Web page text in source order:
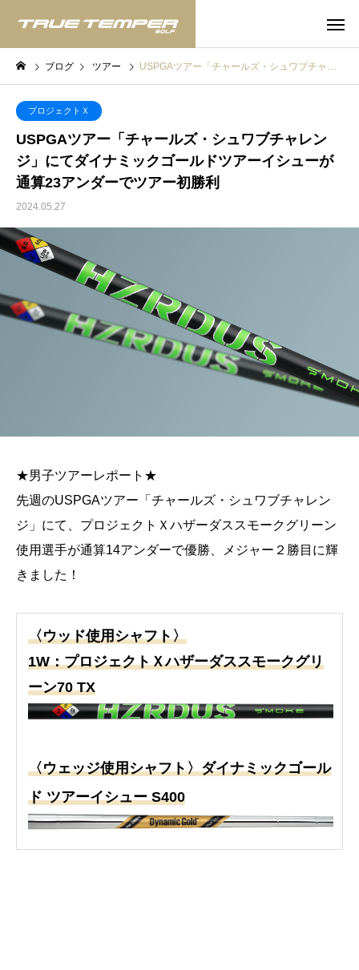
ブログ ツアー USPGAツアー「チャールズ・シュワブチャレンジ」にてダイナミックゴールドツアーイシューが通算23アンダーでツアー初勝利
プロジェクトＸ
USPGAツアー「チャールズ・シュワブチャレン
ジ」にてダイナミックゴールドツアーイシューが
通算23アンダーでツアー初勝利
2024.05.27
★男子ツアーレポート★
先週のUSPGAツアー「チャールズ・シュワブチャレン
ジ」にて、プロジェクトＸハザーダススモークグリーン
使用選手が通算14アンダーで優勝、メジャー２勝目に輝
きました！
〈ウッド使用シャフト〉
1W：プロジェクトＸハザーダススモークグリ
ーン70 TX
〈ウェッジ使用シャフト〉ダイナミックゴール
ド ツアーイシュー S400